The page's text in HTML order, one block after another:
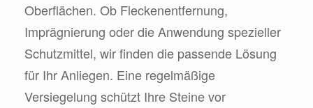
Oberflächen. Ob Fleckenentfernung,
Imprägnierung oder die Anwendung spezieller
Schutzmittel, wir finden die passende Lösung
für Ihr Anliegen. Eine regelmäßige
Versiegelung schützt Ihre Steine vor